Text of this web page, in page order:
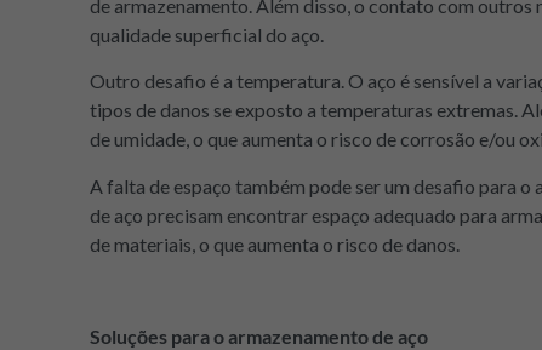
de armazenamento. Além disso, o contato com
qualidade superficial do aço.
Outro desafio é a temperatura. O aço é sensível a
tipos de danos se exposto a temperaturas extremas.
de umidade, o que aumenta o risco de corrosão e/ou
A falta de espaço também pode ser um desafio para o
de aço precisam encontrar espaço adequado para
de materiais, o que aumenta o risco de danos.
Soluções para o armazenamento de aço